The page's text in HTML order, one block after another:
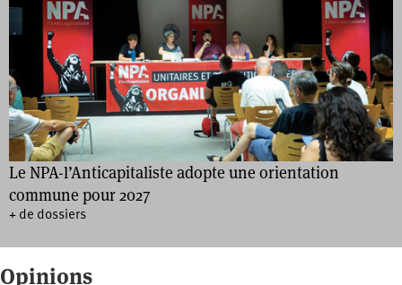
Le NPA-l’Anticapitaliste adopte une orientation
commune pour 2027
+ de dossiers
Opinions